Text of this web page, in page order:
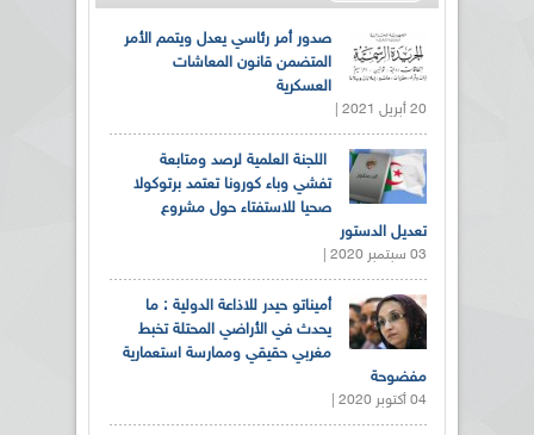
صدور أمر رئاسي يعدل ويتمم الأمر
المتضمن قانون المعاشات
العسكرية
20 أبريل 2021 |
اللجنة العلمية لرصد ومتابعة
تفشي وباء كورونا تعتمد برتوكولا
صحيا للاستفتاء حول مشروع
تعديل الدستور
03 سبتمبر 2020 |
أميناتو حيدر للاذاعة الدولية : ما
يحدث في الأراضي المحتلة تخبط
مغربي حقيقي وممارسة استعمارية
مفضوحة
04 أكتوبر 2020 |